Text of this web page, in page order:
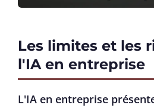
Les limites et les
l'IA en entreprise
L'IA en entreprise